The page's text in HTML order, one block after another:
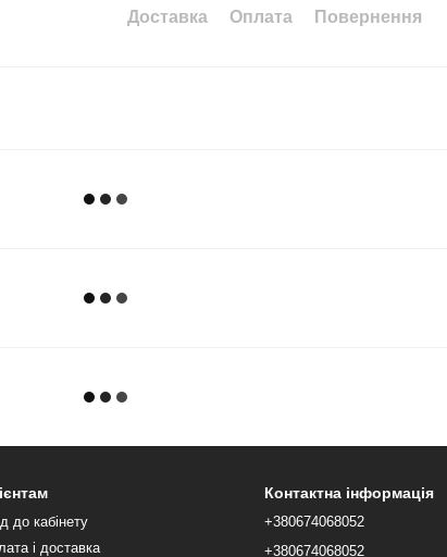
Доставка Оплата Повернення
до кабінету
і доставка
Контактна інформація
+380674068052
+380674068052